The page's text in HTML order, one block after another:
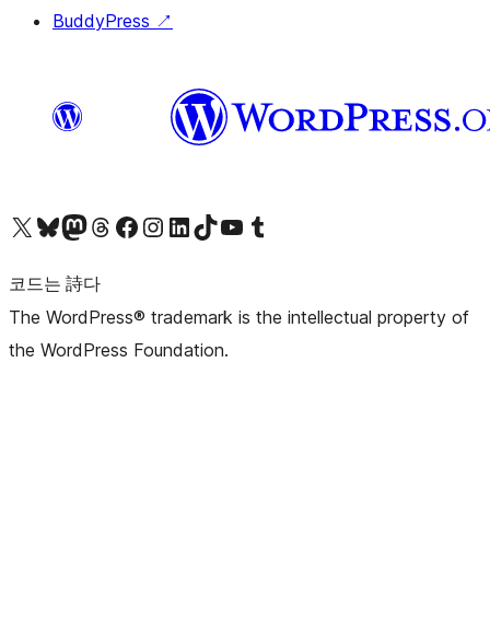
BuddyPress ↗
X(이전 트위터) 계정 방문하기블루스카이 계정 방문하기마스토돈 계정 방문하기스레드 계정 방문하기 페이스북 페이지 방문하기인스타그램 계정 방문하기 LinkedIn 계정 방문하기틱톡 계정 방문하기유튜브 채널 방문하기 텀블러 계정 방문하기
코드는 詩다
The WordPress® trademark is the intellectual property of
the WordPress Foundation.